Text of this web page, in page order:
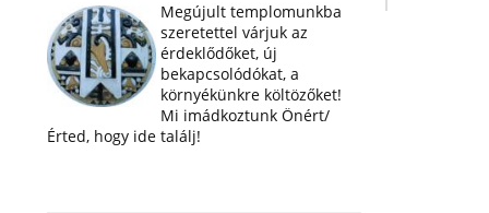
Megújult templomunkba
szeretettel várjuk az
érdeklődőket, új
bekapcsolódókat, a
környékünkre költözőket!
Mi imádkoztunk Önért/
Érted, hogy ide találj!